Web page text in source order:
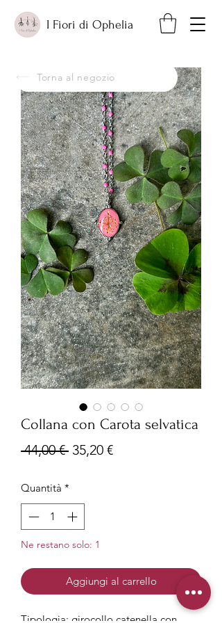
I Fiori di Ophelia
Collana con Carota selvatica
44,00 € Prezzo
35,20 €Prezzo
Quantità *
Ne restano solo: 1
Aggiungi al carrello
Tipologia: girocollo catenella con
Torna al negozio